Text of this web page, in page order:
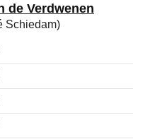
de Verdwenen
Schiedam)